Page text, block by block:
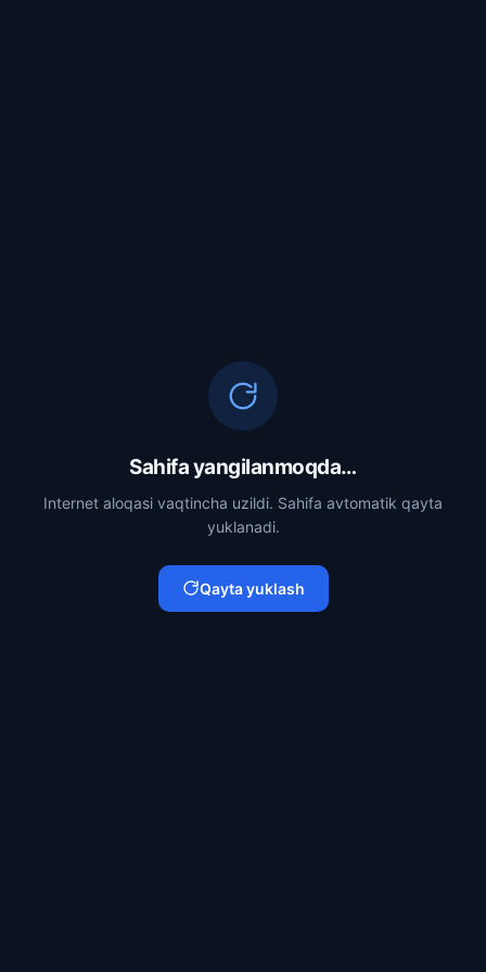
Sahifa yangilanmoqda…
Internet aloqasi vaqtincha uzildi. Sahifa avtomatik qayta
yuklanadi.
Qayta yuklash